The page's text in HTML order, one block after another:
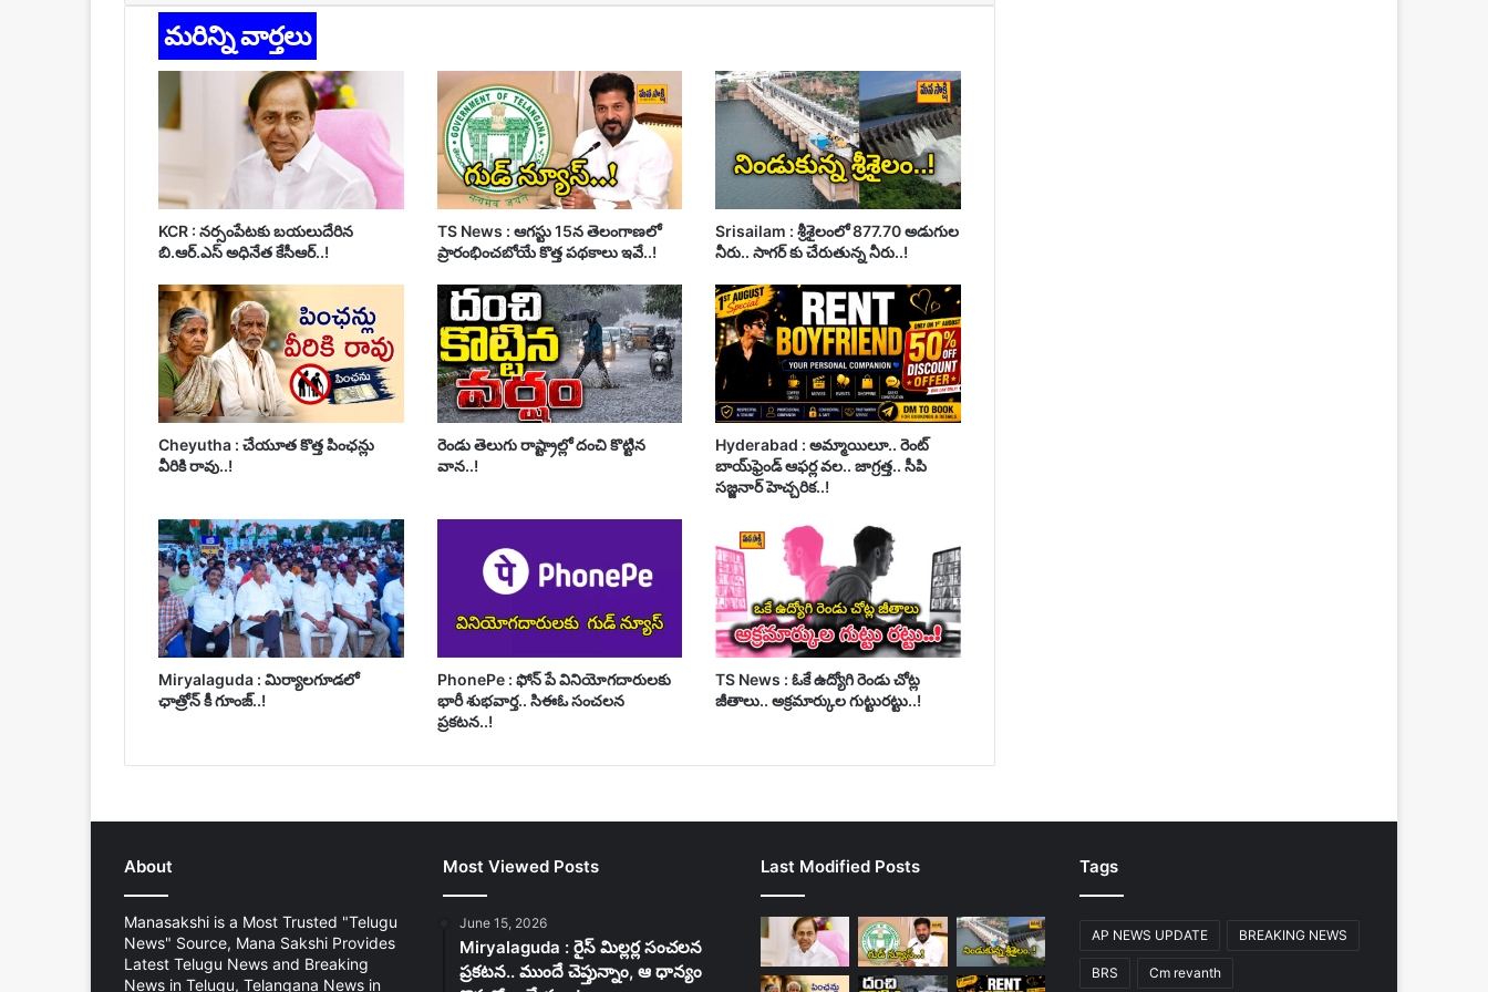
మరిన్ని వార్తలు
KCR : నర్సంపేటకు బయలుదేరిన
బి.ఆర్.ఎస్ అధినేత కేసీఆర్..!
TS News : ఆగస్టు 15న తెలంగాణలో
ప్రారంభించబోయే కొత్త పథకాలు ఇవే..!
Srisailam : శ్రీశైలంలో 877.70 అడుగుల
నీరు.. సాగర్ కు చేరుతున్న నీరు..!
Cheyutha : చేయూత కొత్త పింఛన్లు
వీరికి రావు..!
రెండు తెలుగు రాష్ట్రాల్లో దంచి కొట్టిన
వాన..!
Hyderabad : అమ్మాయిలూ.. రెంట్
బాయ్‌ఫ్రెండ్ ఆఫర్ల వల.. జాగ్రత్త.. సీపి
సజ్జనార్ హెచ్చరిక..!
Miryalaguda : మిర్యాలగూడలో
ఛాత్రోన్ కీ గూంజ్..!
PhonePe : ఫోన్ పే వినియోగదారులకు
భారీ శుభవార్త.. సిఈఓ సంచలన
ప్రకటన..!
TS News : ఓకే ఉద్యోగి రెండు చోట్ల
జీతాలు.. అక్రమార్కుల గుట్టురట్టు..!
About
Manasakshi is a Most Trusted "Telugu
News" Source, Mana Sakshi Provides
Latest Telugu News and Breaking
News in Telugu, Telangana News in
Most Viewed Posts
June 15, 2026
Miryalaguda : రైస్ మిల్లర్ల సంచలన
ప్రకటన.. ముందే చెప్తున్నాం, ఆ ధాన్యం
Last Modified Posts Tags
AP NEWS UPDATE BREAKING NEWS
BRS Cm revanth